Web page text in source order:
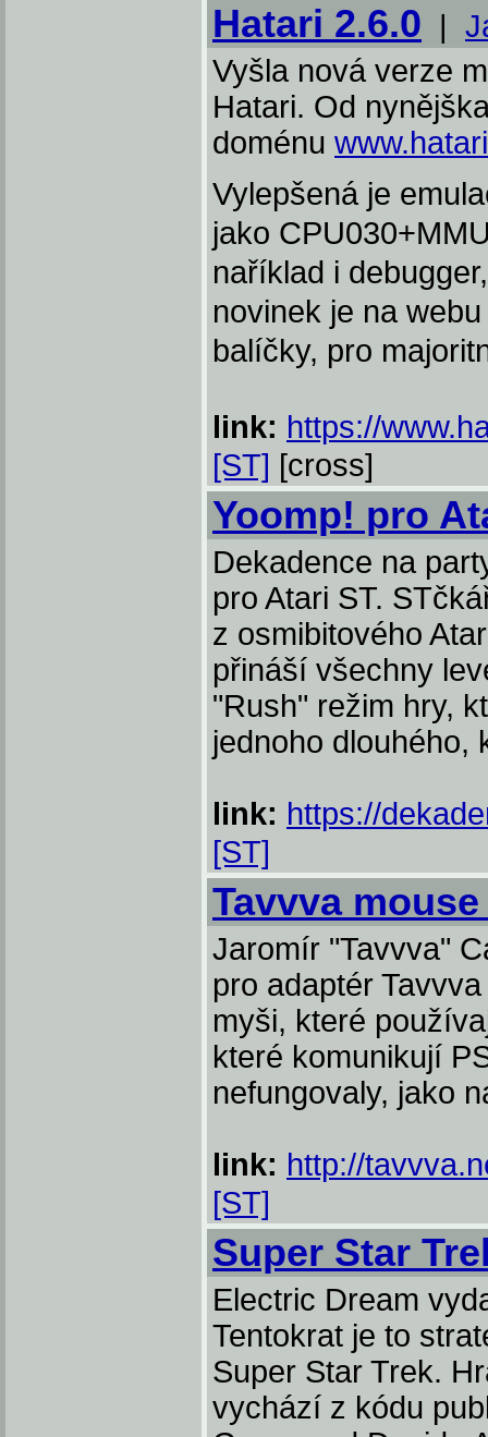
Hatari 2.6.0 |
Vyšla nová verze
Hatari. Od
doménu
Vylepšená je
jako
naříklad i
novinek je na
balíčky, pro
link: https://
[ST] [cross]
Yoomp! pro
Dekadence na
pro Atari ST.
z osmibitového
přináší všechny
"Rush" režim hry,
jednoho dlouhého,
link: https://
[ST]
Tavvva mouse
Jaromír "Tavvva"
pro adaptér
myši, které
které komunikují
nefungovaly, jako
link: http://
[ST]
Super Star
Electric Dream
Tentokrat je to
Super Star Trek.
vychází z kódu